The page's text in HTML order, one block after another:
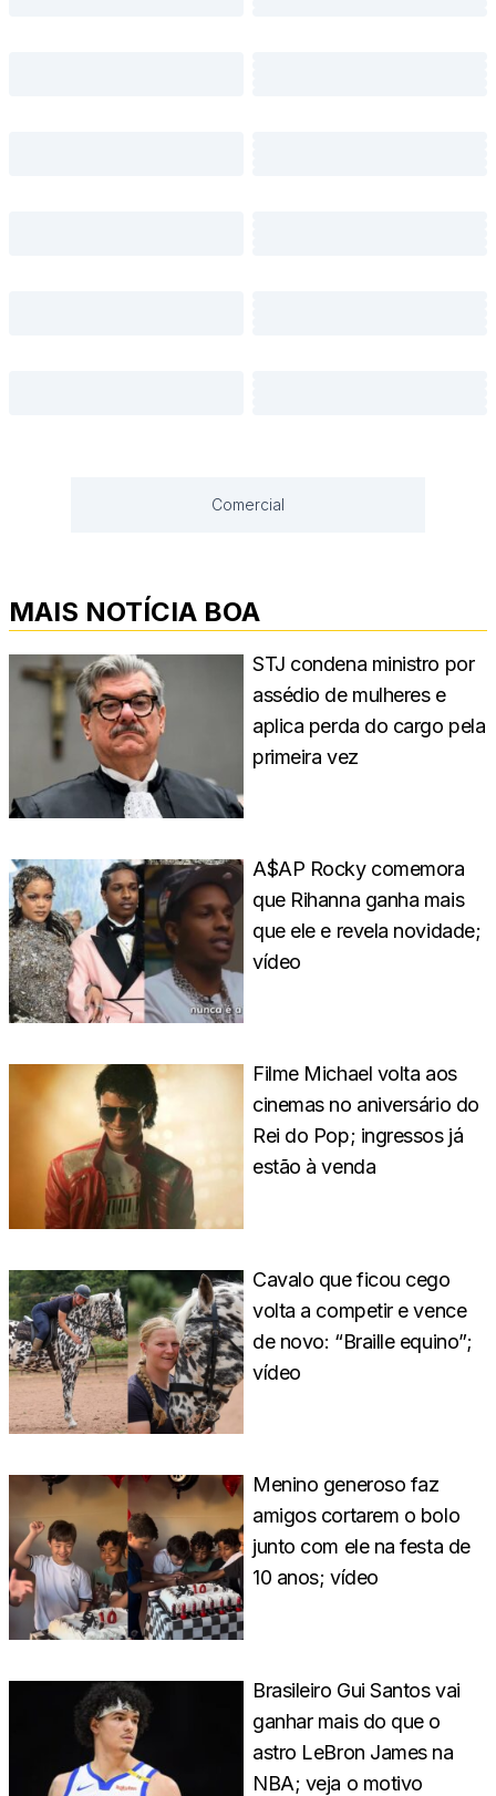
Comercial
MAIS NOTÍCIA BOA
STJ condena ministro por
assédio de mulheres e
aplica perda do cargo pela
primeira vez
A$AP Rocky comemora
que Rihanna ganha mais
que ele e revela novidade;
vídeo
Filme Michael volta aos
cinemas no aniversário do
Rei do Pop; ingressos já
estão à venda
Cavalo que ficou cego
volta a competir e vence
de novo: “Braille equino”;
vídeo
Menino generoso faz
amigos cortarem o bolo
junto com ele na festa de
10 anos; vídeo
Brasileiro Gui Santos vai
ganhar mais do que o
astro LeBron James na
NBA; veja o motivo